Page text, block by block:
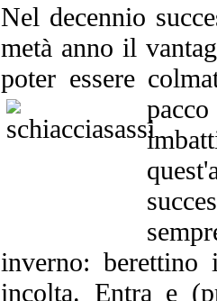
Nel decennio
metà anno il
poter essere
inverno: berettino
incolta. Entra e